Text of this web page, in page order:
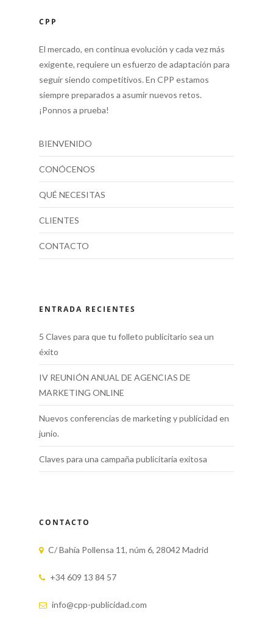
CPP
El mercado, en continua evolución y cada vez más
exigente, requiere un esfuerzo de adaptación para
seguir siendo competitivos. En CPP estamos
siempre preparados a asumir nuevos retos.
¡Ponnos a prueba!
BIENVENIDO
CONÓCENOS
QUÉ NECESITAS
CLIENTES
CONTACTO
ENTRADA RECIENTES
5 Claves para que tu folleto publicitario sea un
éxito
IV REUNIÓN ANUAL DE AGENCIAS DE
MARKETING ONLINE
Nuevos conferencias de marketing y publicidad en
junio.
Claves para una campaña publicitaria exitosa
CONTACTO
C/ Bahía Pollensa 11, núm 6, 28042 Madrid
+34 609 13 84 57
info@cpp-publicidad.com